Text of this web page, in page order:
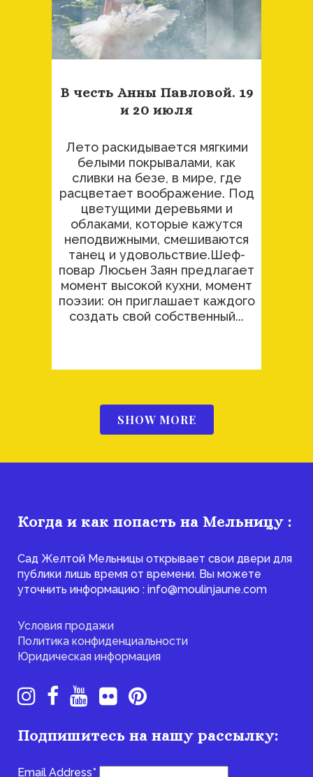
В честь Анны Павловой. 19
и 20 июля
Лето раскидывается мягкими
белыми покрывалами, как
сливки на безе, в мире, где
расцветает воображение. Под
цветущими деревьями и
облаками, которые кажутся
неподвижными, смешиваются
танец и удовольствие.Шеф-
повар Люсьен Заян предлагает
момент высокой кухни, момент
поэзии: он приглашает каждого
создать свой собственный...
SHOW MORE
Когда и как попасть на Мельницу :
Сад Желтой Мельницы открывает свои двери для
публики лишь время от времени. Вы можете
уточнить информацию : info@moulinjaune.com
Условия продажи
Политика конфиденциальности
Юридическая информация
Подпишитесь на нашу рассылку:
Email Address*